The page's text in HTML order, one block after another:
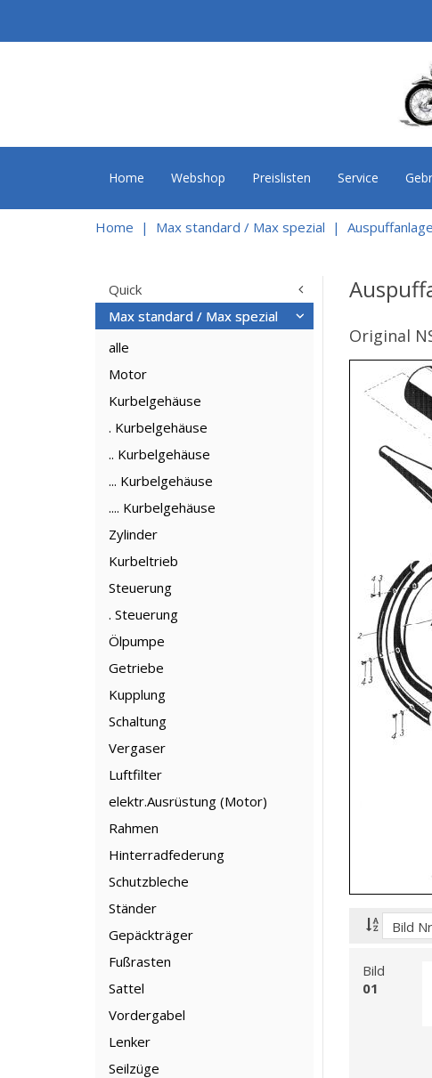
Home Webshop Preislisten Service
Home Max standard / Max spezial Auspuffanlage
Quick
Max standard / Max spezial
alle
Motor
Kurbelgehäuse
. Kurbelgehäuse
.. Kurbelgehäuse
... Kurbelgehäuse
.... Kurbelgehäuse
Zylinder
Kurbeltrieb
Steuerung
. Steuerung
Ölpumpe
Getriebe
Kupplung
Schaltung
Vergaser
Luftfilter
elektr.Ausrüstung (Motor)
Rahmen
Hinterradfederung
Schutzbleche
Ständer
Gepäckträger
Fußrasten
Sattel
Vordergabel
Lenker
Seilzüge
Original
Bild
01